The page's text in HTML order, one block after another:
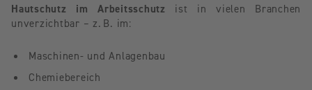
Hautschutz im Arbeitsschutz ist in vielen Branchen
unverzichtbar – z. B. im:
Maschinen- und Anlagenbau
Chemiebereich